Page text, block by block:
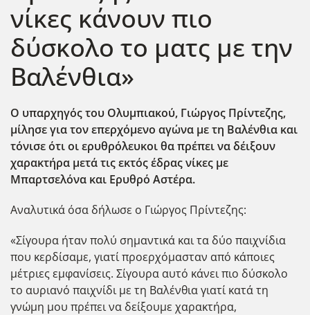
νίκες κάνουν πιο
δύσκολο το ματς με την
Βαλένθια»
Ο υπαρχηγός του Ολυμπιακού, Γιώργος Πρίντεζης,
μίλησε για τον επερχόμενο αγώνα με τη Βαλένθια και
τόνισε ότι οι ερυθρόλευκοι θα πρέπει να δέιξουν
χαρακτήρα μετά τις εκτός έδρας νίκες με
Μπαρτσελόνα και Ερυθρό Αστέρα.
Αναλυτικά όσα δήλωσε ο Γιώργος Πρίντεζης:
«Σίγουρα ήταν πολύ σημαντικά και τα δύο παιχνίδια
που κερδίσαμε, γιατί προερχόμασταν από κάποιες
μέτριες εμφανίσεις. Σίγουρα αυτό κάνει πιο δύσκολο
το αυριανό παιχνίδι με τη Βαλένθια γιατί κατά τη
γνώμη μου πρέπει να δείξουμε χαρακτήρα,